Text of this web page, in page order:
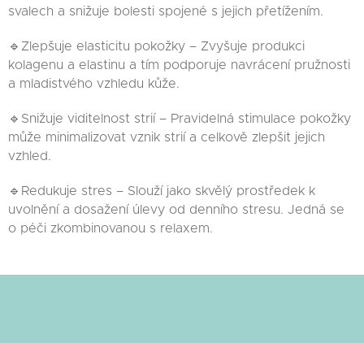
svalech a snižuje bolesti spojené s jejich přetížením.
🔹Zlepšuje elasticitu pokožky – Zvyšuje produkci
kolagenu a elastinu a tím podporuje navrácení pružnosti
a mladistvého vzhledu kůže.
🔹Snižuje viditelnost strií – Pravidelná stimulace pokožky
může minimalizovat vznik strií a celkově zlepšit jejich
vzhled.
🔹Redukuje stres – Slouží jako skvělý prostředek k
uvolnění a dosažení úlevy od denního stresu. Jedná se
o péči zkombinovanou s relaxem.